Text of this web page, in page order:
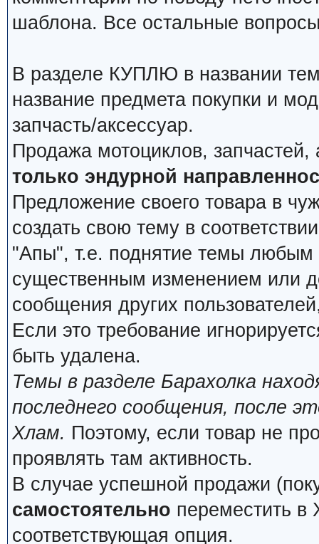
шаблона. Все остальные
В разделе КУПЛЮ в названии
название предмета покупки и
запчасть/аксессуар.
Продажа мотоциклов, запчастей,
только эндурной
Предложение своего товара в
создать свою тему в
"Апы", т.е. поднятие темы любым
существенным изменением или
сообщения других
Если это требование
быть удалена.
Темы в разделе Барахолка
последнего сообщения, после
Хлам. Поэтому, если товар не
проявлять там активность.
В случае успешной продажи
самостоятельно переместить в
соответствующая опция.